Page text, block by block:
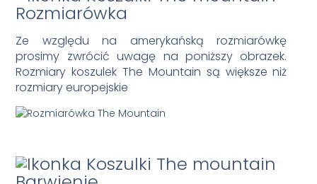
Rozmiarówka
Ze względu na amerykańską rozmiarówkę
prosimy zwrócić uwagę na poniższy obrazek.
Rozmiary koszulek The Mountain są większe niż
rozmiary europejskie